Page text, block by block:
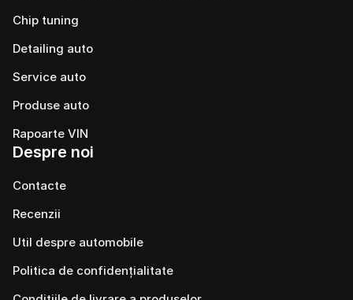
Chip tuning
Detailing auto
Service auto
Produse auto
Rapoarte VIN
Despre noi
Contacte
Recenzii
Util despre automobile
Politica de confidențialitate